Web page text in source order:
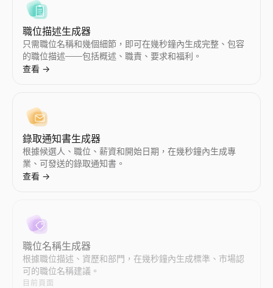
尋找 Instagram 創作者
按國家和領域發現 Instagram 網紅。按行業、地區和互動資料篩
查看→
Instagram 網紅對比
並排比較任意兩位 Instagram 網紅 — 互動率、粉絲數、平均點贊
查看→
TikTok 網紅對比
並排比較任意兩位 TikTok 網紅 — 互動率、粉絲數、平均點贊數
查看→
YouTube 網紅對比
並排比較任意兩位 YouTube 網紅 — 互動率、訂閱者數、平均點
查看→
尋找 Twitter/X 創作者
按國家和領域發現 Twitter/X 網紅。按行業、地區和互動資料篩
查看→
Twitter/X 網紅對比
並排比較任意兩位 Twitter/X 網紅 — 互動率、粉絲數、平均點贊
查看→
郵箱排列產生器
根據姓名和域名生成可能的郵箱地址。免費郵箱排列工具可生成
查看→
AI郵件開發引擎
Lessie AI 增強您的郵件行銷活動。輕鬆建立、傳送和追蹤高效
查看→
按行業和角色查詢精準的郵箱地址列表。AI 驅動的郵箱資料庫為
查看→
ICP 訊號劇本生成器
描述您的 ICP — 獲取要關注的購買訊號、地點以及如何操作。
查看→
購買訊號檢查器
輸入網域 — 獲取即時購買訊號分數、其背後的訊號以及如何聯繫
查看→
輸入一家公司 — 查看他們正在招聘什麼，哪些團隊正在成長，以
查看→
職位描述生成器
只需職位名稱和幾個細節，即可在幾秒鐘內生成完整、包容
的職位描述——包括概述、職責、要求和福利。
查看 →
錄取通知書生成器
根據候選人、職位、薪資和開始日期，在幾秒鐘內生成專
業、可發送的錄取通知書。
查看 →
職位名稱生成器
根據職位描述、資歷和部門，在幾秒鐘內生成標準、市場認
可的職位名稱建議。
目前頁面